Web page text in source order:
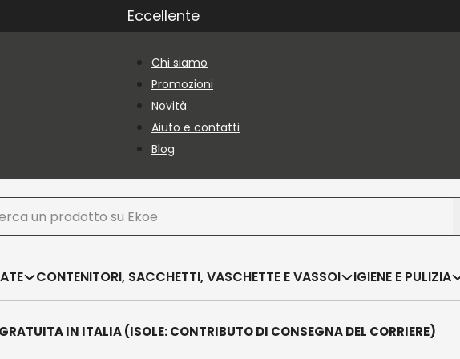
Eccellente
Chi siamo
Promozioni
Novità
Aiuto e contatti
Blog
CONTENITORI, SACCHETTI, VASCHETTE E VASSOI IGIENE E PULIZIA
IN ITALIA (ISOLE: CONTRIBUTO DI CONSEGNA DEL CORRIERE)